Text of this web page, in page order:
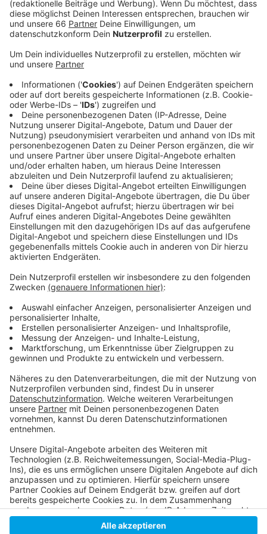
Veröffentlicht:Donnerstag, 11.01.2024 06:25
Anzeige
Insgesamt wurden für die Partie gegen den FC St.
Pauli 130.000 Tickets angefragt. Das sind noch einmal
10.000 mehr als beim ersten Freispiel gegen
Kaiserslautern. Viele Tickets sind bereits an die
organisierte Fanszene auf der Südtribüne,
Dauerkartenbesitzer und Gästefans verteilt worden.
Die restlichen Tickets werden jetzt im Losverfahren
verteilt. Vereinsmitglieder haben aber eine größere
Chance, ein Freispiel-Ticket zu bekommen.
Anzeige
Weitere Infos und Links zum Thema
Anzeige
Hier informiert die Fortuna
Alle Infos zu Fortuna für Alle
Anzeige
Anzeige